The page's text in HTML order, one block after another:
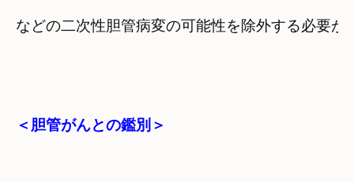
＜胆管がんとの鑑別＞